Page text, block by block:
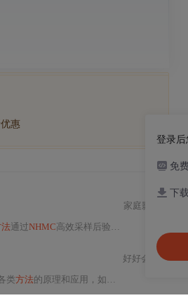
惠
通过NHMC高效采样后验分布，利用扩散模型提供结构化、数据驱动的
家庭影院
类方法的原理和应用，如基于排序的无监督和监督
好好会 11513
登录后
免
下